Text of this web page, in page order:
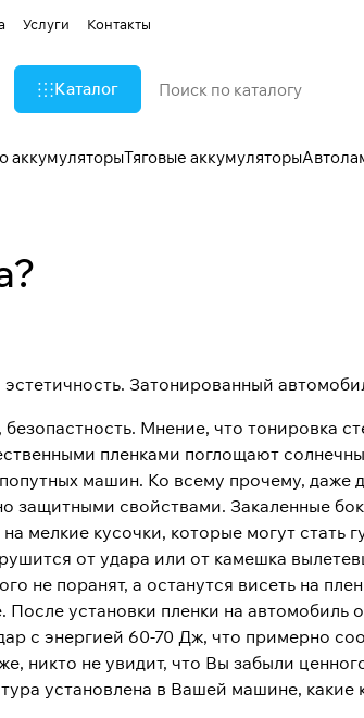
Услуги Контакты
Каталог
аккумуляторыТяговые аккумуляторы
Затонированный
безопастность. Мнение, что тонировка
пленками поглощают
машин. Ко всему прочему,
защитными свойствами. Закаленные
мелкие кусочки, которые могут
от удара или от камешка
не поранят, а останутся висеть на
После установки пленки на
с энергией 60-70 Дж, что примерно
никто не увидит, что Вы забыли
установлена в Вашей машине, какие